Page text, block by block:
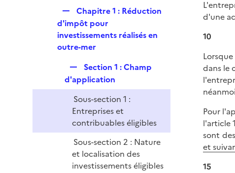
r
l
i
e
r
e
p
l
e
r
Chapitre 1 : Réduction
d'impôt pour
investissements réalisés en
outre-mer
e
p
l
i
e
Section 1 : Champ
d'application
Sous-section 1 :
Entreprises et
contribuables éligibles
Sous-section 2 : Nature
et localisation des
investissements éligibles
d'une
10
dans le
Pour
l'article
sont
et
15